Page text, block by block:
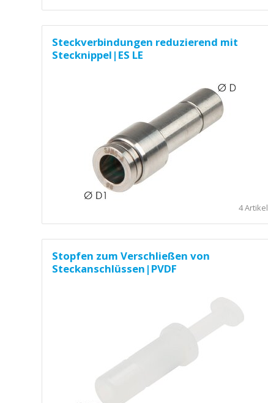
Steckverbindungen reduzierend mit
Stecknippel|ES LE
4 Artikel
Stopfen zum Verschließen von
Steckanschlüssen|PVDF